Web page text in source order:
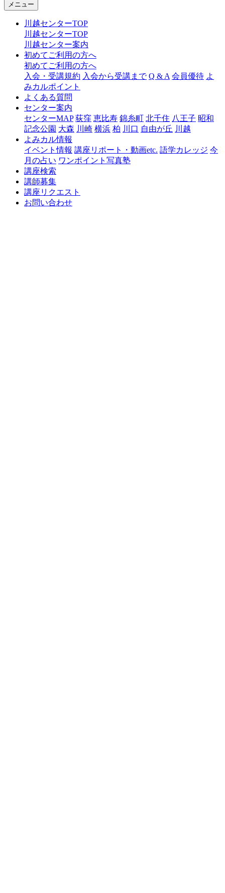
メニュー
川越センターTOP
川越センターTOP
川越センター案内
初めてご利用の方へ
初めてご利用の方へ
入会・受講規約 入会から受講まで Q & A 会員優待 よ
みカルポイント
よくある質問
センター案内
センターMAP 荻窪 恵比寿 錦糸町 北千住 八王子 昭和
記念公園 大森 川崎 横浜 柏 川口 自由が丘 川越
よみカル情報
イベント情報 講座リポート・動画etc. 語学カレッジ 今
月の占い ワンポイント写真塾
講座検索
講師募集
講座リクエスト
お問い合わせ